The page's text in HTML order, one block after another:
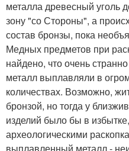
металла древесный уголь
зону "со Стороны", а
состав бронзы, пока
Медных предметов при
найдено, что очень
металл выплавляли в
количествах. Возможно,
бронзой, но тогда у
изделий было бы в
археологическими